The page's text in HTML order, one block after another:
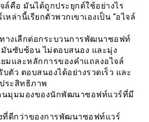
ล์คือ มันได้ถูกประยุกต์ใช้อย่างไร
ล่านี้เรียกตัวพวกเขาเองเป็น “อไจล์
างเลืกต่อกระบวนการพัฒนาซอฟท์
มันซับซ้อน ไม่ตอบสนอง และมุ่ง
ยมและหลักการของคำแถลงอไจล์
ตัว ตอบสนองได้อย่างรวดเร็ว และ
ระสิทธิภาพ
นมุมมองของนักพัฒนาซอฟท์แวร์ที่มี
ที่ดีกว่าของการพัฒนาซอฟท์แวร์